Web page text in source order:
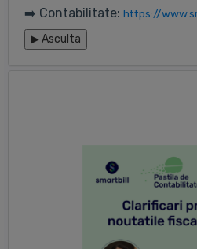
➡️ Contabilitate: https://
▶Asculta